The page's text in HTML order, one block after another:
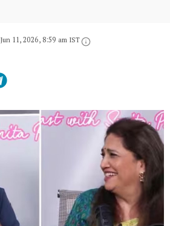
Jun 11, 2026, 8:59 am IST